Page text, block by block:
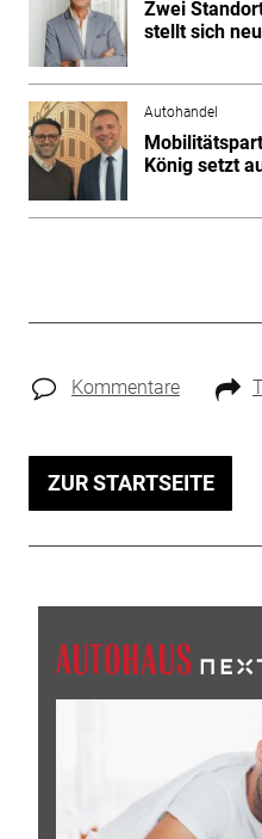
Zwei
stellt sich
Autohandel
König setzt
Kommentare
ZUR STARTSEITE